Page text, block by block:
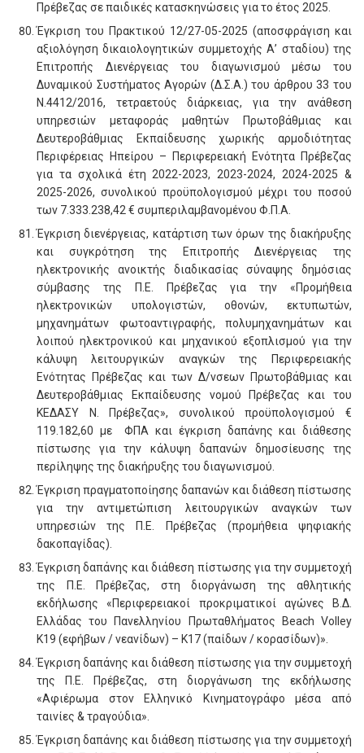
Πρέβεζας σε παιδικές κατασκηνώσεις για το έτος 2025.
Έγκριση του Πρακτικού 12/27-05-2025 (αποσφράγιση και
αξιολόγηση δικαιολογητικών συμμετοχής Α’ σταδίου) της
Επιτροπής Διενέργειας του διαγωνισμού μέσω του
Δυναμικού Συστήματος Αγορών (Δ.Σ.Α.) του άρθρου 33 του
Ν.4412/2016, τετραετούς διάρκειας, για την ανάθεση
υπηρεσιών μεταφοράς μαθητών Πρωτοβάθμιας και
Δευτεροβάθμιας Εκπαίδευσης χωρικής αρμοδιότητας
Περιφέρειας Ηπείρου – Περιφερειακή Ενότητα Πρέβεζας
για τα σχολικά έτη 2022-2023, 2023-2024, 2024-2025 &
2025-2026, συνολικού προϋπολογισμού μέχρι του ποσού
των 7.333.238,42 € συμπεριλαμβανομένου Φ.Π.Α.
Έγκριση διενέργειας, κατάρτιση των όρων της διακήρυξης
και συγκρότηση της Επιτροπής Διενέργειας της
ηλεκτρονικής ανοικτής διαδικασίας σύναψης δημόσιας
σύμβασης της Π.Ε. Πρέβεζας για την «Προμήθεια
ηλεκτρονικών υπολογιστών, οθονών, εκτυπωτών,
μηχανημάτων φωτοαντιγραφής, πολυµηχανηµάτων και
λοιπού ηλεκτρονικού και μηχανικού εξοπλισμού για την
κάλυψη λειτουργικών αναγκών της Περιφερειακής
Ενότητας Πρέβεζας και των Δ/νσεων Πρωτοβάθμιας και
Δευτεροβάθμιας Εκπαίδευσης νομού Πρέβεζας και του
ΚΕΔΑΣΥ Ν. Πρέβεζας», συνολικού προϋπολογισμού €
119.182,60 με ΦΠΑ και έγκριση δαπάνης και διάθεσης
πίστωσης για την κάλυψη δαπανών δημοσίευσης της
περίληψης της διακήρυξης του διαγωνισμού.
Έγκριση πραγματοποίησης δαπανών και διάθεση πίστωσης
για την αντιμετώπιση λειτουργικών αναγκών των
υπηρεσιών της Π.Ε. Πρέβεζας (προμήθεια ψηφιακής
δακοπαγίδας).
Έγκριση δαπάνης και διάθεση πίστωσης για την συμμετοχή
της Π.Ε. Πρέβεζας, στη διοργάνωση της αθλητικής
εκδήλωσης «Περιφερειακοί προκριματικοί αγώνες Β.Δ.
Ελλάδας του Πανελληνίου Πρωταθλήματος Beach Volley
Κ19 (εφήβων / νεανίδων) – Κ17 (παίδων / κορασίδων)».
Έγκριση δαπάνης και διάθεση πίστωσης για την συμμετοχή
της Π.Ε. Πρέβεζας, στη διοργάνωση της εκδήλωσης
«Αφιέρωμα στον Ελληνικό Κινηματογράφο μέσα από
ταινίες & τραγούδια».
Έγκριση δαπάνης και διάθεση πίστωσης για την συμμετοχή